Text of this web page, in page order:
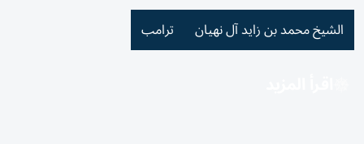
الشيخ محمد بن زايد آل نهيان ترامب